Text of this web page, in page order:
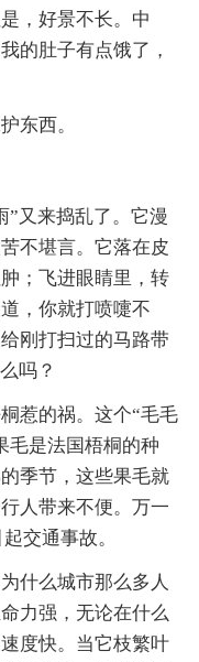
，好景不长。中
的肚子有点饿了，
东西。
”又来捣乱了。它漫
不堪言。它落在皮
；飞进眼睛里，转
，你就打喷嚏不
刚打扫过的马路带
吗？
惹的祸。这个“毛毛
毛是法国梧桐的种
季节，这些果毛就
人带来不便。万一
交通事故。
什么城市那么多人
力强，无论在什么
度快。当它枝繁叶